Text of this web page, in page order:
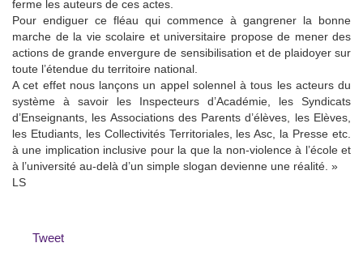
ferme les auteurs de ces actes.
Pour endiguer ce fléau qui commence à gangrener la bonne
marche de la vie scolaire et universitaire propose de mener des
actions de grande envergure de sensibilisation et de plaidoyer sur
toute l’étendue du territoire national.
A cet effet nous lançons un appel solennel à tous les acteurs du
système à savoir les Inspecteurs d’Académie, les Syndicats
d’Enseignants, les Associations des Parents d’élèves, les Elèves,
les Etudiants, les Collectivités Territoriales, les Asc, la Presse etc.
à une implication inclusive pour la que la non-violence à l’école et
à l’université au-delà d’un simple slogan devienne une réalité. »
LS
Tweet